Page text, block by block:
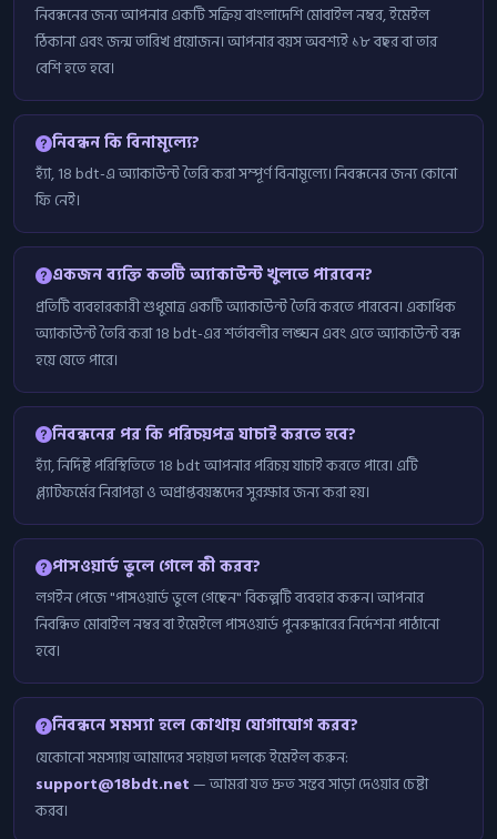
নিবন্ধনের জন্য আপনার একটি সক্রিয় বাংলাদেশি মোবাইল নম্বর, ইমেইল
ঠিকানা এবং জন্ম তারিখ প্রয়োজন। আপনার বয়স অবশ্যই ১৮ বছর বা তার
বেশি হতে হবে।
নিবন্ধন কি বিনামূল্যে?
হ্যাঁ, 18 bdt-এ অ্যাকাউন্ট তৈরি করা সম্পূর্ণ বিনামূল্যে। নিবন্ধনের জন্য কোনো
ফি নেই।
একজন ব্যক্তি কতটি অ্যাকাউন্ট খুলতে পারবেন?
প্রতিটি ব্যবহারকারী শুধুমাত্র একটি অ্যাকাউন্ট তৈরি করতে পারবেন। একাধিক
অ্যাকাউন্ট তৈরি করা 18 bdt-এর শর্তাবলীর লঙ্ঘন এবং এতে অ্যাকাউন্ট বন্ধ
হয়ে যেতে পারে।
নিবন্ধনের পর কি পরিচয়পত্র যাচাই করতে হবে?
হ্যাঁ, নির্দিষ্ট পরিস্থিতিতে 18 bdt আপনার পরিচয় যাচাই করতে পারে। এটি
প্ল্যাটফর্মের নিরাপত্তা ও অপ্রাপ্তবয়স্কদের সুরক্ষার জন্য করা হয়।
পাসওয়ার্ড ভুলে গেলে কী করব?
লগইন পেজে "পাসওয়ার্ড ভুলে গেছেন" বিকল্পটি ব্যবহার করুন। আপনার
নিবন্ধিত মোবাইল নম্বর বা ইমেইলে পাসওয়ার্ড পুনরুদ্ধারের নির্দেশনা পাঠানো
হবে।
নিবন্ধনে সমস্যা হলে কোথায় যোগাযোগ করব?
যেকোনো সমস্যায় আমাদের সহায়তা দলকে ইমেইল করুন:
support@18bdt.net— আমরা যত দ্রুত সম্ভব সাড়া দেওয়ার চেষ্টা
করব।